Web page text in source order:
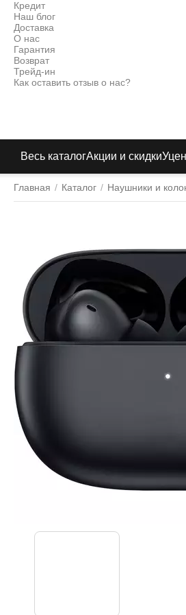
Кредит
Наш блог
Доставка
О нас
Гарантия
Возврат
Трейд-ин
Как оставить отзыв о нас?
Весь каталогАкции и скидки
Главная / Каталог / Наушники и